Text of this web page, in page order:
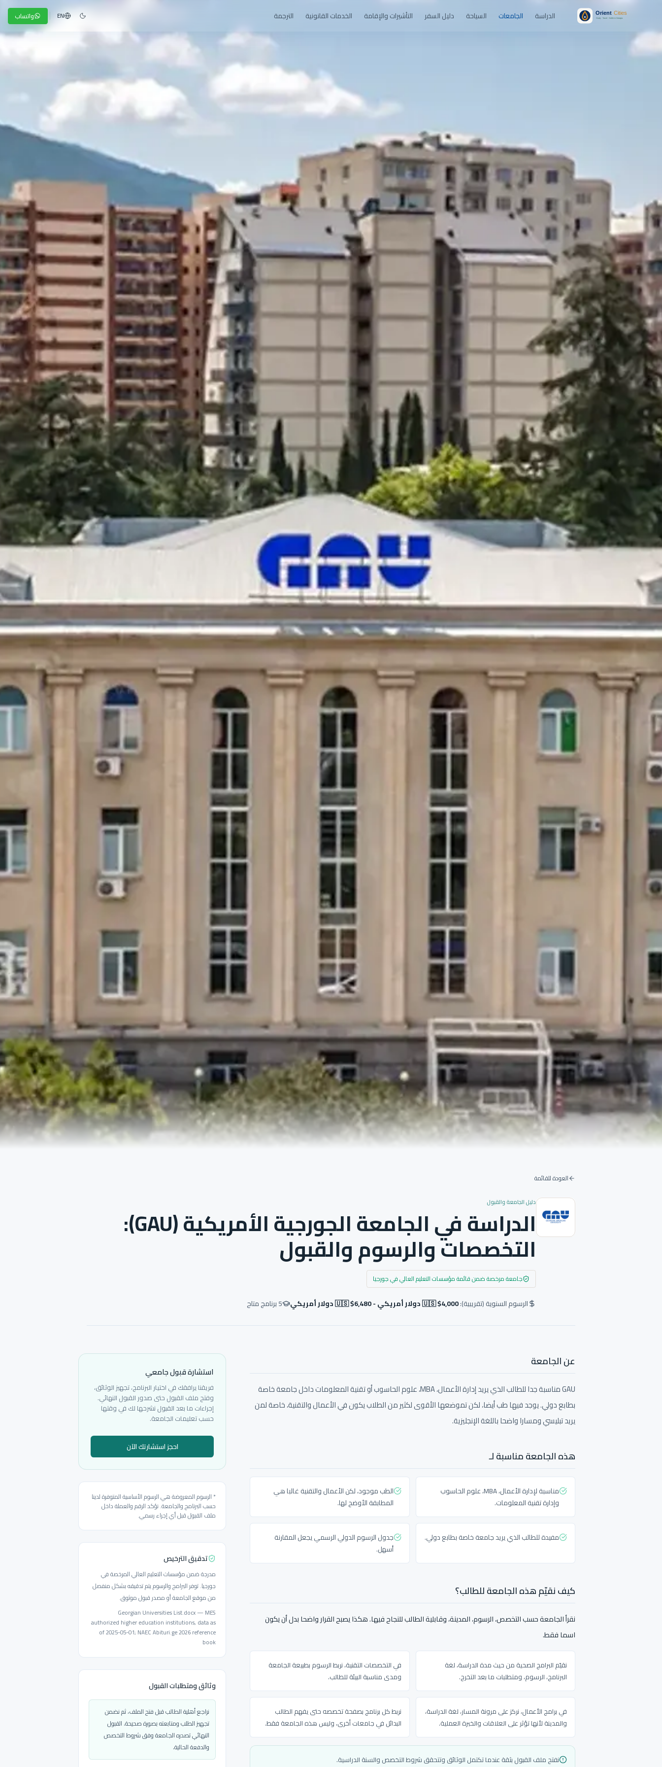
الدراسة الجامعات السياحة دليل السفر التأشيرات والإقامة الخدمات القانونية الترجمة EN واتساب
العودة للقائمة
دليل الجامعة والقبول
الدراسة في الجامعة الجورجية الأمريكية (GAU):
التخصصات والرسوم والقبول
جامعة مرخصة ضمن قائمة مؤسسات التعليم العالي في جورجيا
الرسوم السنوية (تقريبية):🇺🇸 $4,000 دولار أمريكي - 🇺🇸 $6,480 دولار أمريكي 5برنامج متاح
عن الجامعة
GAU مناسبة جدا للطالب الذي يريد إدارة الأعمال، MBA، علوم الحاسوب أو تقنية المعلومات داخل جامعة خاصة
بطابع دولي. يوجد فيها طب أيضا، لكن تموضعها الأقوى لكثير من الطلاب يكون في الأعمال والتقنية، خاصة لمن
يريد تبليسي ومسارا واضحا باللغة الإنجليزية.
هذه الجامعة مناسبة لـ
مناسبة لإدارة الأعمال، MBA، علوم الحاسوب
وإدارة تقنية المعلومات.
الطب موجود، لكن الأعمال والتقنية غالبا هي
المطابقة الأوضح لها.
مفيدة للطالب الذي يريد جامعة خاصة بطابع دولي.
جدول الرسوم الدولي الرسمي يجعل المقارنة
أسهل.
كيف نقيّم هذه الجامعة للطالب؟
نقرأ الجامعة حسب التخصص، الرسوم، المدينة، وقابلية الطالب للنجاح فيها. هكذا يصبح القرار واضحا بدل أن يكون
اسما فقط.
نقيّم البرامج الصحية من حيث مدة الدراسة، لغة
البرنامج، الرسوم، ومتطلبات ما بعد التخرج.
في التخصصات التقنية، نربط الرسوم بطبيعة الجامعة
ومدى مناسبة البيئة للطالب.
في برامج الأعمال، نركز على مرونة المسار، لغة الدراسة،
والمدينة لأنها تؤثر على العلاقات والخبرة العملية.
نربط كل برنامج بصفحة تخصصه حتى يفهم الطالب
البدائل في جامعات أخرى، وليس هذه الجامعة فقط.
نفتح ملف القبول بثقة عندما تكتمل الوثائق وتتحقق شروط التخصص والسنة الدراسية.
استشارة قبول جامعي
فريقنا يرافقك في اختيار البرنامج، تجهيز الوثائق،
وفتح ملف القبول حتى صدور القبول النهائي.
إجراءات ما بعد القبول نشرحها لك في وقتها
حسب تعليمات الجامعة.
احجز استشارتك الآن
* الرسوم المعروضة هي الرسوم الأساسية المتوفرة لدينا
حسب البرنامج والجامعة. نؤكد الرقم والعملة داخل
ملف القبول قبل أي إجراء رسمي.
تدقيق الترخيص
مدرجة ضمن مؤسسات التعليم العالي المرخصة في
جورجيا. توفر البرامج والرسوم يتم تدقيقه بشكل منفصل
من موقع الجامعة أو مصدر قبول موثوق.
Georgian Universities List.docx — MES
authorized higher education institutions, data as
of 2025-05-01; NAEC Abituri.ge 2026 reference
book
وثائق ومتطلبات القبول
نراجع أهلية الطالب قبل فتح الملف، ثم نضمن
تجهيز الطلب ومتابعته بصورة صحيحة. القبول
النهائي تصدره الجامعة وفق شروط التخصص
والدفعة الحالية.